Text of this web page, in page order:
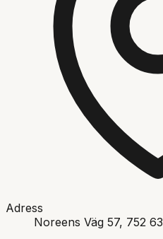
Adress
Noreens Väg 57, 752 63